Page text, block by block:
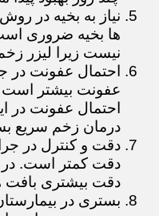
نیاز به بخیه در
ها بخیه ضروری
نیست زیرا لیزر
احتمال عفونت در
عفونت بیشتر است
احتمال عفونت در
درمان زخم سریع
دقت و کنترل در
دقت کمتر است. در
دقت بیشتری بافت
بستری در